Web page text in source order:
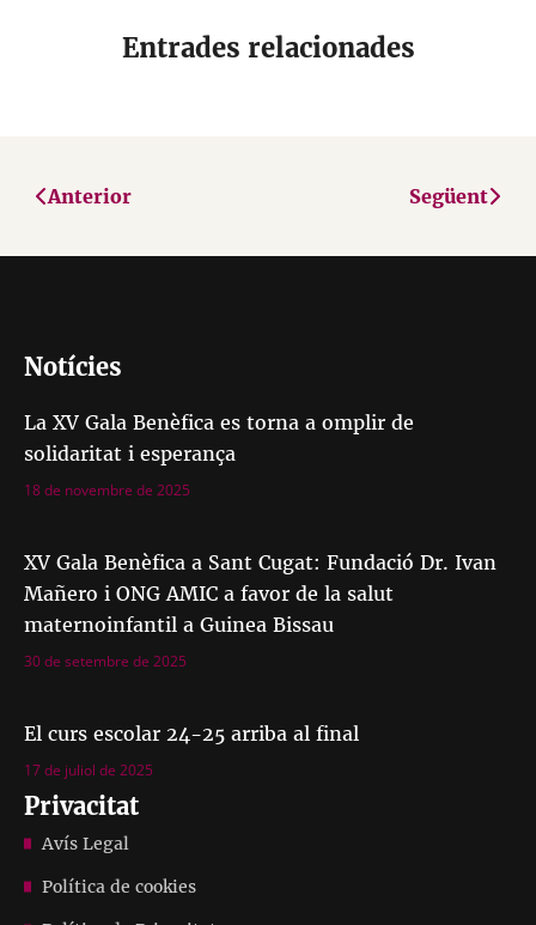
Entrades relacionades
Anterior Següent
Notícies
La XV Gala Benèfica es torna a omplir de
solidaritat i esperança
18 de novembre de 2025
XV Gala Benèfica a Sant Cugat: Fundació Dr. Ivan
Mañero i ONG AMIC a favor de la salut
maternoinfantil a Guinea Bissau
30 de setembre de 2025
El curs escolar 24-25 arriba al final
17 de juliol de 2025
Privacitat
Avís Legal
Política de cookies